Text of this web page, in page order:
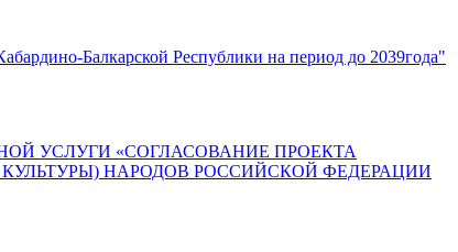
Балкарской Республики на период до 2039года"
УСЛУГИ «СОГЛАСОВАНИЕ ПРОЕКТА
НАРОДОВ РОССИЙСКОЙ ФЕДЕРАЦИИ